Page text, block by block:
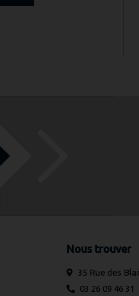
Nous trouver
35 Rue des
03 26 09 46 31